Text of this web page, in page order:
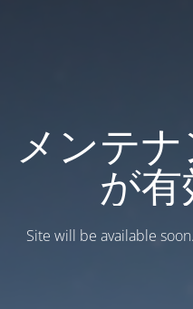
メンテナ
が
Site will be available